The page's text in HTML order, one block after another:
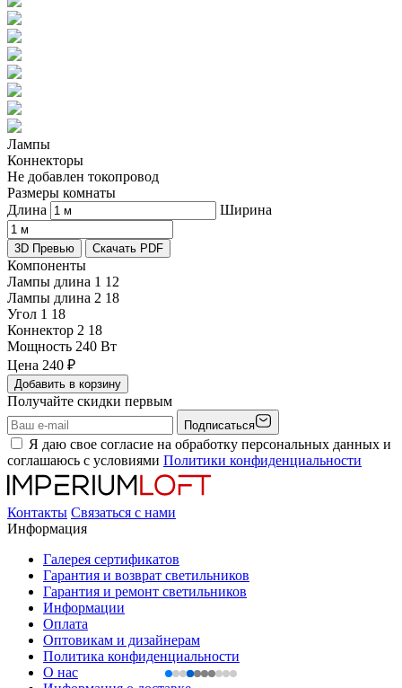
Лампы
Коннекторы
Не добавлен токопровод
Размеры комнаты
Длина
Ширина
3D Превью Скачать PDF
Компоненты
Лампы длина 1 12
Лампы длина 2 18
Угол 1 18
Коннектор 2 18
Мощность 240 Вт
Цена 240 ₽
Добавить в корзину
Получайте скидки первым
Подписаться
Я даю свое согласие на обработку персональных данных и
соглашаюсь с условиями Политики конфиденциальности
Контакты Связаться с нами
Информация
Галерея сертификатов
Гарантия и возврат светильников
Гарантия и ремонт светильников
Информации
Оплата
Оптовикам и дизайнерам
Политика конфиденциальности
О нас